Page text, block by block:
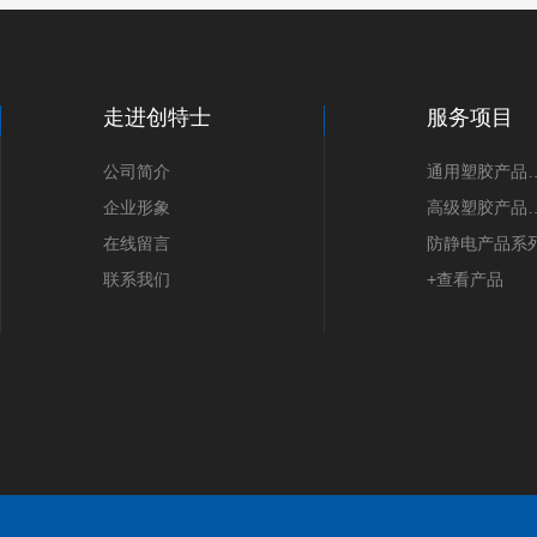
走进创特士
公司简介
企业形象
在线留言
联系我们
服务项目
防静电产品系
+查看产品